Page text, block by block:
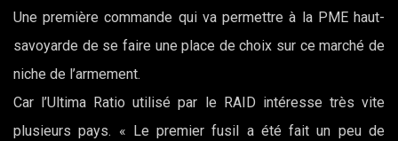
Une première commande qui va permettre à la PME haut-
savoyarde de se faire une place de choix sur ce marché de
niche de l’armement.
Car l’Ultima Ratio utilisé par le RAID intéresse très vite
plusieurs pays. « Le premier fusil a été fait un peu de